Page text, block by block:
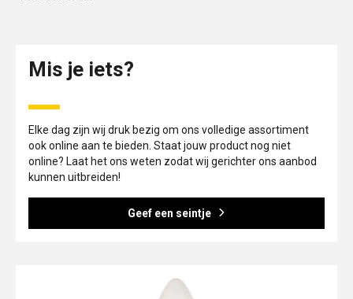
Mis je iets?
Elke dag zijn wij druk bezig om ons volledige assortiment
ook online aan te bieden. Staat jouw product nog niet
online? Laat het ons weten zodat wij gerichter ons aanbod
kunnen uitbreiden!
Geef een seintje